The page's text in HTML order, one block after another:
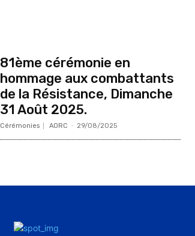
81ème cérémonie en
hommage aux combattants
de la Résistance, Dimanche
31 Août 2025.
Cérémonies AORC - 29/08/2025